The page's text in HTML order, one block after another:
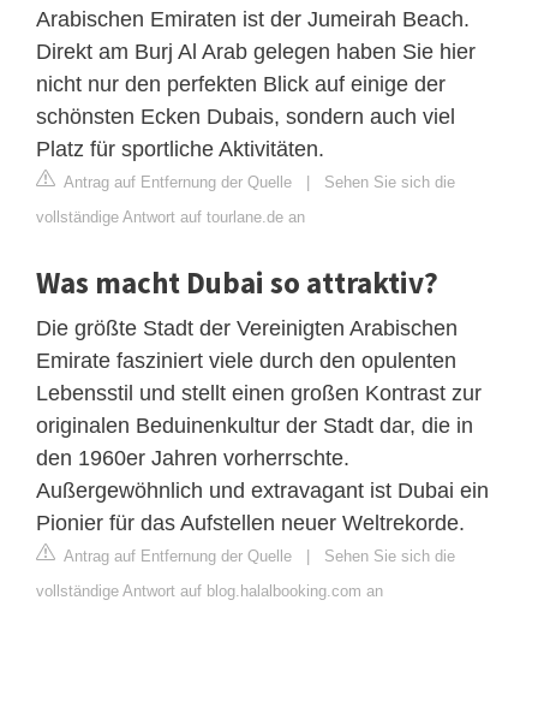
Arabischen Emiraten ist der Jumeirah Beach.
Direkt am Burj Al Arab gelegen haben Sie hier
nicht nur den perfekten Blick auf einige der
schönsten Ecken Dubais, sondern auch viel
Platz für sportliche Aktivitäten.
Antrag auf Entfernung der Quelle | Sehen Sie sich die
vollständige Antwort auf tourlane.de an
Was macht Dubai so attraktiv?
Die größte Stadt der Vereinigten Arabischen
Emirate fasziniert viele durch den opulenten
Lebensstil und stellt einen großen Kontrast zur
originalen Beduinenkultur der Stadt dar, die in
den 1960er Jahren vorherrschte.
Außergewöhnlich und extravagant ist Dubai ein
Pionier für das Aufstellen neuer Weltrekorde.
Antrag auf Entfernung der Quelle | Sehen Sie sich die
vollständige Antwort auf blog.halalbooking.com an